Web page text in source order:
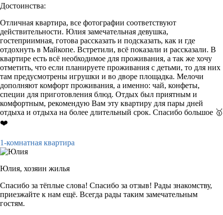
Достоинства:
Отличная квартира, все фотографии соответствуют
действительности. Юлия замечательная девушка,
гостеприимная, готова рассказать и подсказать, как и где
отдохнуть в Майкопе. Встретили, всё показали и рассказали. В
квартире есть всё необходимое для проживания, а так же хочу
отметить, что если планируете проживания с детьми, то для них
там предусмотрены игрушки и во дворе площадка. Мелочи
дополняют комфорт проживания, а именно: чай, конфеты,
специи для приготовления блюд. Отдых был приятным и
комфортным, рекомендую Вам эту квартиру для пары дней
отдыха и отдыха на более длительный срок. Спасибо большое 🥇
❤️
1-комнатная квартира
Юлия, хозяин жилья
Спасибо за тёплые слова! Спасибо за отзыв! Рады знакомству,
приезжайте к нам ещё. Всегда рады таким замечательным
гостям.